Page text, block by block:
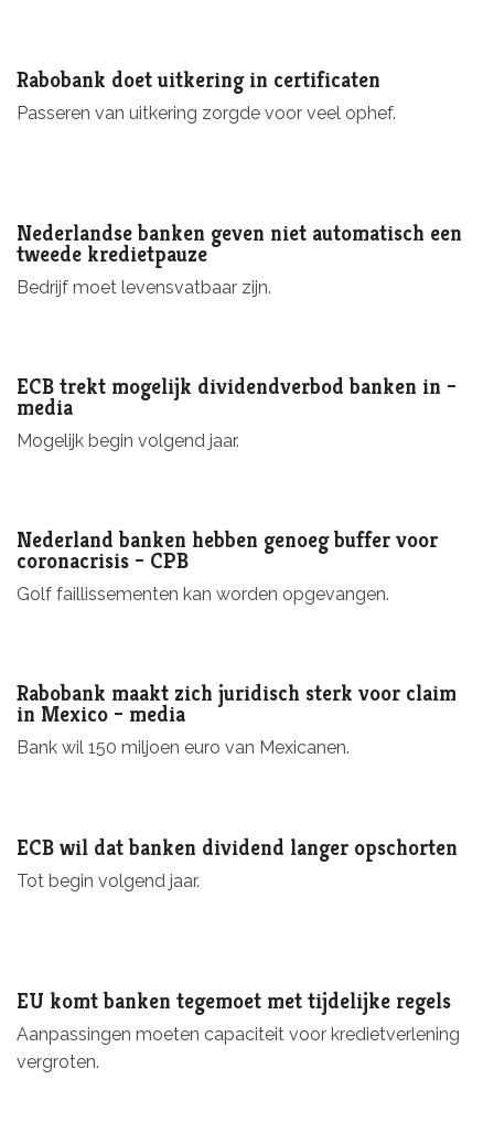
Rabobank doet uitkering in certificaten
Passeren van uitkering zorgde voor veel ophef.
Nederlandse banken geven niet automatisch een
tweede kredietpauze
Bedrijf moet levensvatbaar zijn.
ECB trekt mogelijk dividendverbod banken in –
media
Mogelijk begin volgend jaar.
Nederland banken hebben genoeg buffer voor
coronacrisis – CPB
Golf faillissementen kan worden opgevangen.
Rabobank maakt zich juridisch sterk voor claim
in Mexico – media
Bank wil 150 miljoen euro van Mexicanen.
ECB wil dat banken dividend langer opschorten
Tot begin volgend jaar.
EU komt banken tegemoet met tijdelijke regels
Aanpassingen moeten capaciteit voor kredietverlening
vergroten.